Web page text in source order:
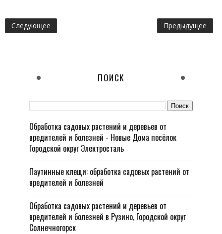
Следующее Предыдущее
ПОИСК
Обработка садовых растений и деревьев от
вредителей и болезней - Новые Дома посёлок
Городской округ Электросталь
Паутинные клещи: обработка садовых растений от
вредителей и болезней
Обработка садовых растений и деревьев от
вредителей и болезней в Рузино, Городской округ
Солнечногорск